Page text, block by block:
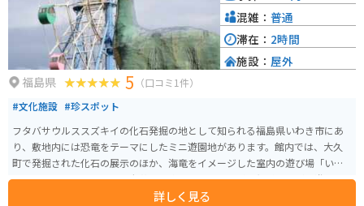
福島県 5 （口コミ1件）
#文化施設 #珍スポット
フタバサウルススズキイの化石発掘の地として知られる福島県いわき市にあ
り、敷地内には恐竜をテーマにしたミニ遊園地があります。館内では、大久
町で発掘された化石の展示のほか、海竜をイメージした室内の遊び場「いわ
きっずるんるん」もあり、老若男女楽しめる。入場料は無料ですが、遊具に
乗る場合は別途料金がかかります。詳しく見る
混雑： 普通
滞在： 2時間
施設： 屋外